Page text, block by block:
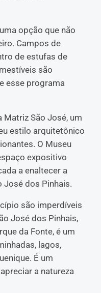
opção que não
Campos de
de estufas de
são
esse programa
Matriz São José, um
estilo arquitetônico
O Museu
expositivo
a enaltecer a
José dos Pinhais.
são imperdíveis
José dos Pinhais,
da Fonte, é um
lagos,
É um
a natureza